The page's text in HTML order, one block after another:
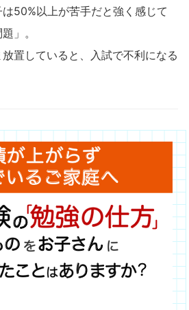
50%以上が苦手だと強く感じて
」。
置していると、入試で不利になる